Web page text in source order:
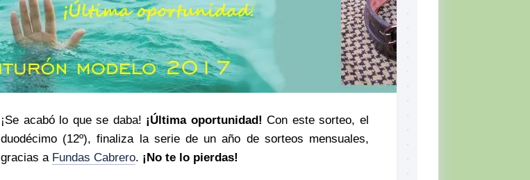
del
recomendada
Sorteos
TCCC
TTPs
¡Se acabó lo que se daba! ¡Última oportunidad! Con este sorteo, el
duodécimo (12º), finaliza la serie de un año de sorteos mensuales,
gracias a Fundas Cabrero. ¡No te lo pierdas!